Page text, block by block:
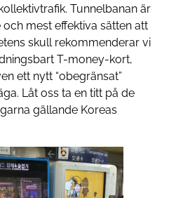
Tunnelbanan är
mest effektiva sätten att
skull rekommenderar vi
T-money-kort,
ett nytt “obegränsat”
Låt oss ta en titt på de
gällande Koreas